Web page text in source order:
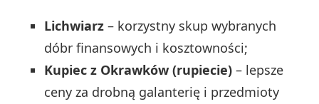
Lichwiarz – korzystny skup wybranych
dóbr finansowych i kosztowności;
Kupiec z Okrawków (rupiecie) – lepsze
ceny za drobną galanterię i przedmioty